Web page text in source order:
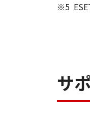
※5
サ